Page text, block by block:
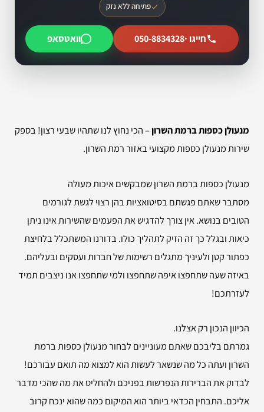
פתיחה ללא נזק
חייגו ·050-8834328 וואטסאפ
מנעולן כספות ברמת השרון– הכי נחוץ לנו שתהיו שבעי רצון! בספק
שירות מנעולן כספות מקצועי באזור רמת השרון.
מנעולן כספות ברמת השרון שמבקשים איכות מעולה
מסתבר שאתם פגשתם בסיטואציות בהן רצוי לגשת לגורמים
הטובים בנושא. אין צורך להדגיש את הפעמים שהשירות אינו ניתן
כיאות ובגלל כך זה הזיק לתהליך כולו. בדורנו המשתכלל בלחיצת
כפתור קטן ולעיניך מתגלים רשימות של חברות ועסקים ובעליהם.
באיזה שעה שתחפצו איפה שתחפצו ולמי שתחפצו אנו ניצבים תמיד
לעזרתכם!
הכיוון הנכון רק אצלנו.
גמרתם בליבכם שאתם מעוניינים לבחור מנעולן כספות ברמת
השרון ועתה כל מה שנשאר לעשות הוא למצוא מה תואם עבורכם!
לבדוק את הברירות הנפרשות בפניכם ולהחליט את מה שהכי מדבר
אליכם. התבחין הכדאי ביותר הוא המיקום כמה שהוא ינכח קרוב